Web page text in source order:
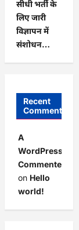
सीधी भर्ती के
लिए जारी
विज्ञापन में
संशोधन…
Recent
Comments
A
WordPress
Commenter
on Hello
world!